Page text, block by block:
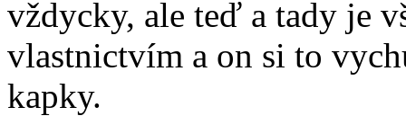
vždycky, ale teď a tady je
vlastnictvím a on si to
kapky.